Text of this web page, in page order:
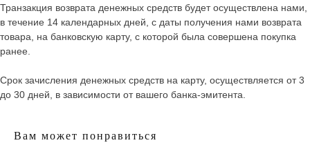
Транзакция возврата денежных средств будет осуществлена нами,
в течение 14 календарных дней, с даты получения нами возврата
товара, на банковскую карту, с которой была совершена покупка
ранее.
Срок зачисления денежных средств на карту, осуществляется от 3
до 30 дней, в зависимости от вашего банка-эмитента.
Вам может понравиться